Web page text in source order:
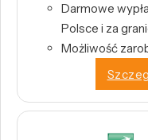
Darmowe
Polsce i za
Możliwość